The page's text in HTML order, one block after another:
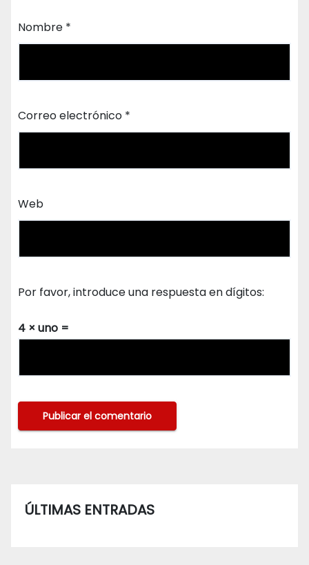
Nombre *
Correo electrónico *
Web
Por favor, introduce una respuesta en dígitos:
4 × uno =
ÚLTIMAS ENTRADAS